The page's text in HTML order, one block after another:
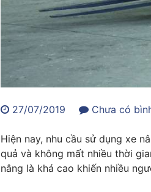
27/07/2019 Chưa có
Hiện nay, nhu cầu sử dụng xe
quả và không mất nhiều thời
nâng là khá cao khiến nhiều